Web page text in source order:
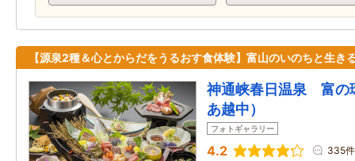
【源泉2種＆心とからだをうるおす食体験】富山のいのちと生き
神通峡春日温泉 富の
あ越中）
フォトギャラリー
4.2 335件